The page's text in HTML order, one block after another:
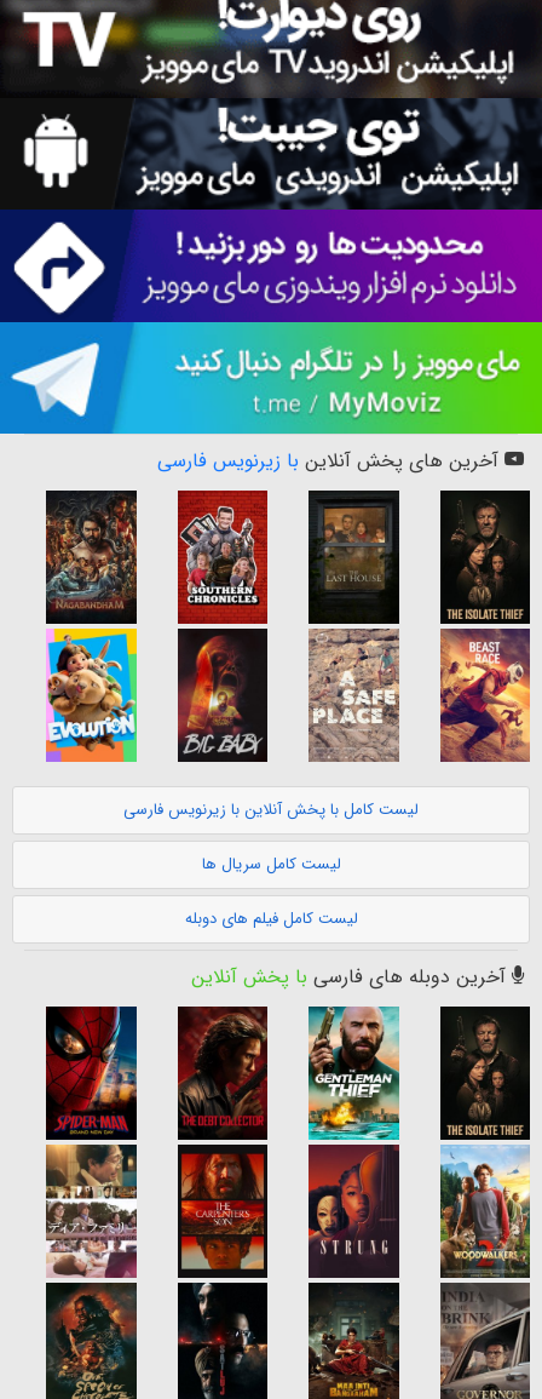
آخرین های پخش آنلاین با زیرنویس فارسی
لیست کامل با پخش آنلاین با زیرنویس فارسی
لیست کامل سریال ها
لیست کامل فیلم های دوبله
آخرین دوبله های فارسی با پخش آنلاین